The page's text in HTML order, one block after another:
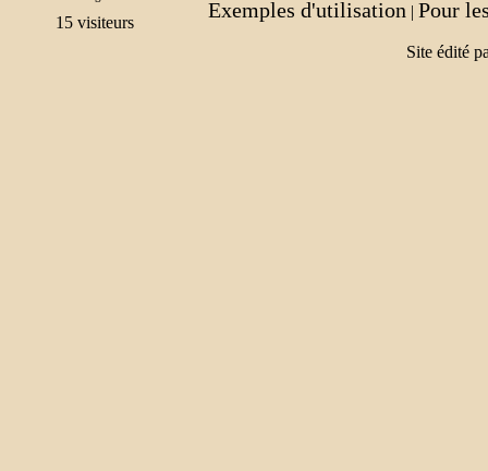
Exemples d'utilisation | Pour
Site édité